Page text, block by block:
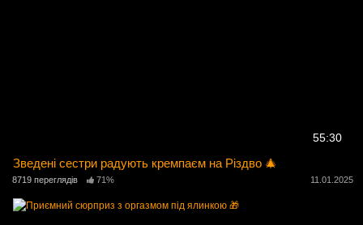
55:30
Зведені сестри радують кремпаєм на Різдво 🎄
8719 переглядів 71% 11.01.2025